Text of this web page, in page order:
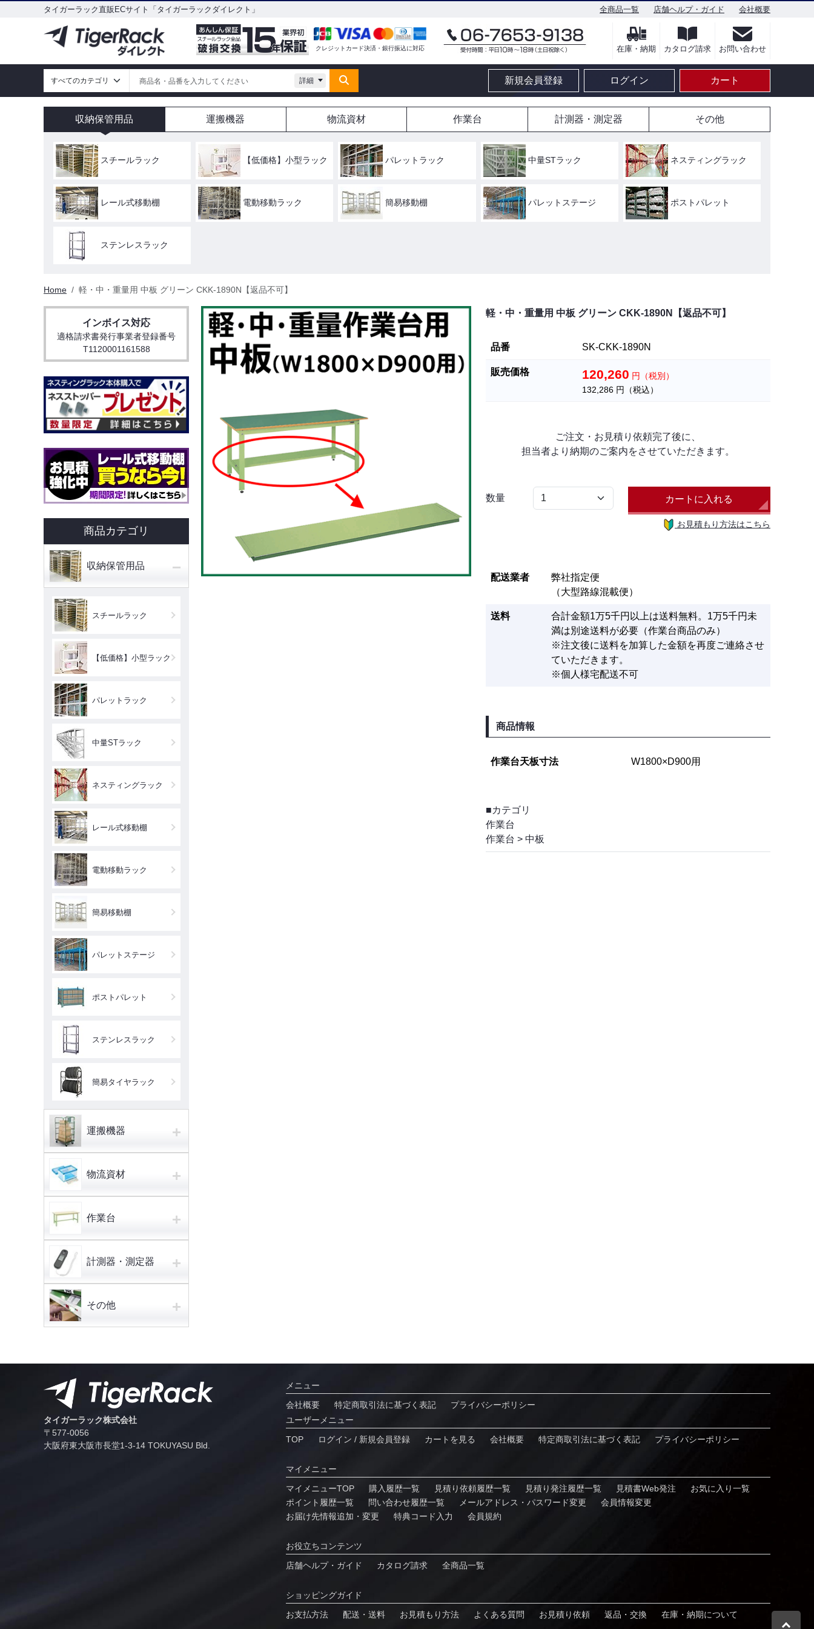
タイガーラック直販ECサイト「タイガーラックダイレクト」 全商品一覧 店舗ヘルプ・ガイド 会社概要
クレジットカード決済・銀行振込に対応 在庫・納期 カタログ請求 お問い合わせ
詳細 新規会員登録 ログイン カート
収納保管用品 運搬機器 物流資材 作業台 計測器・測定器 その他
スチールラック 【低価格】小型ラック パレットラック 中量STラック ネスティングラック
レール式移動棚 電動移動ラック 簡易移動棚 パレットステージ ポストパレット
ステンレスラック
Home 軽・中・重量用 中板 グリーン CKK-1890N【返品不可】
軽・中・重量用 中板 グリーン CKK-1890N【返品不可】
品番 SK-CKK-1890N
販売価格 120,260 円（税別）
132,286 円（税込）
ご注文・お見積り依頼完了後に、
担当者より納期のご案内をさせていただきます。
数量 カートに入れる
お見積もり方法はこちら
配送業者
弊社指定便
（大型路線混載便）
送料
合計金額1万5千円以上は送料無料。1万5千円未
満は別途送料が必要（作業台商品のみ）
※注文後に送料を加算した金額を再度ご連絡させ
ていただきます。
※個人様宅配送不可
商品情報
作業台天板寸法 W1800×D900用
■カテゴリ
作業台
作業台 > 中板
インボイス対応
適格請求書発行事業者登録番号
T1120001161588
商品カテゴリ
収納保管用品 −
スチールラック
【低価格】小型ラック
パレットラック
中量STラック
ネスティングラック
レール式移動棚
電動移動ラック
簡易移動棚
パレットステージ
ポストパレット
ステンレスラック
簡易タイヤラック
運搬機器 +
物流資材 +
作業台 +
計測器・測定器 +
その他 +
タイガーラック株式会社
〒577-0056
⼤阪府東⼤阪市⻑堂1-3-14 TOKUYASU Bld.
メニュー
会社概要
特定商取引法に基づく表記
プライバシーポリシー
ユーザーメニュー
TOP
ログイン / 新規会員登録 カートを見る 会社概要 特定商取引法に基づく表記 プライバシーポリシー
マイメニュー
マイメニューTOP
購入履歴一覧 ⾒積り依頼履歴⼀覧 ⾒積り発注履歴⼀覧 見積書Web発注
お気に⼊り⼀覧
ポイント履歴⼀覧
問い合わせ履歴⼀覧 メールアドレス・パスワード変更
会員情報変更
お届け先情報追加・変更
特典コード⼊⼒ 会員規約
お役⽴ちコンテンツ
店舗ヘルプ・ガイド
カタログ請求 全商品一覧
ショッピングガイド
お⽀払⽅法
配送・送料 お見積もり方法 よくある質問 お⾒積り依頼 返品・交換 在庫・納期について